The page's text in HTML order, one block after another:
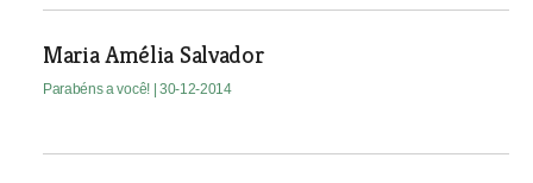
Maria Amélia Salvador
Parabéns a você! | 30-12-2014